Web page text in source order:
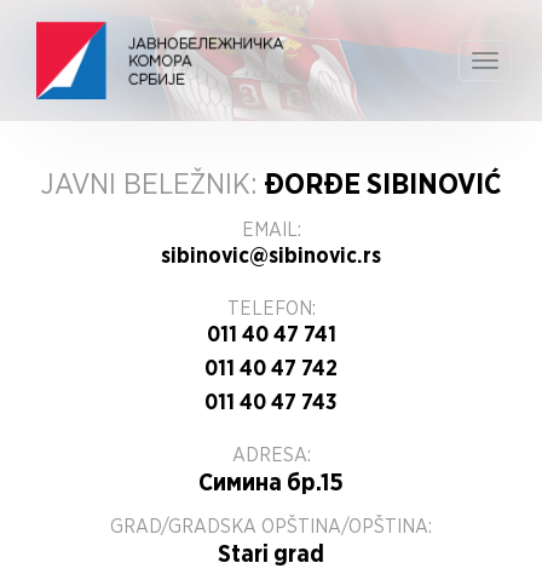
Toggle
JAVNI BELEŽNIK: ĐORĐE SIBINOVIĆ
EMAIL:
sibinovic@sibinovic.rs
TELEFON:
011 40 47 741
011 40 47 742
011 40 47 743
ADRESA:
Симина бр.15
GRAD/GRADSKA OPŠTINA/OPŠTINA:
Stari grad